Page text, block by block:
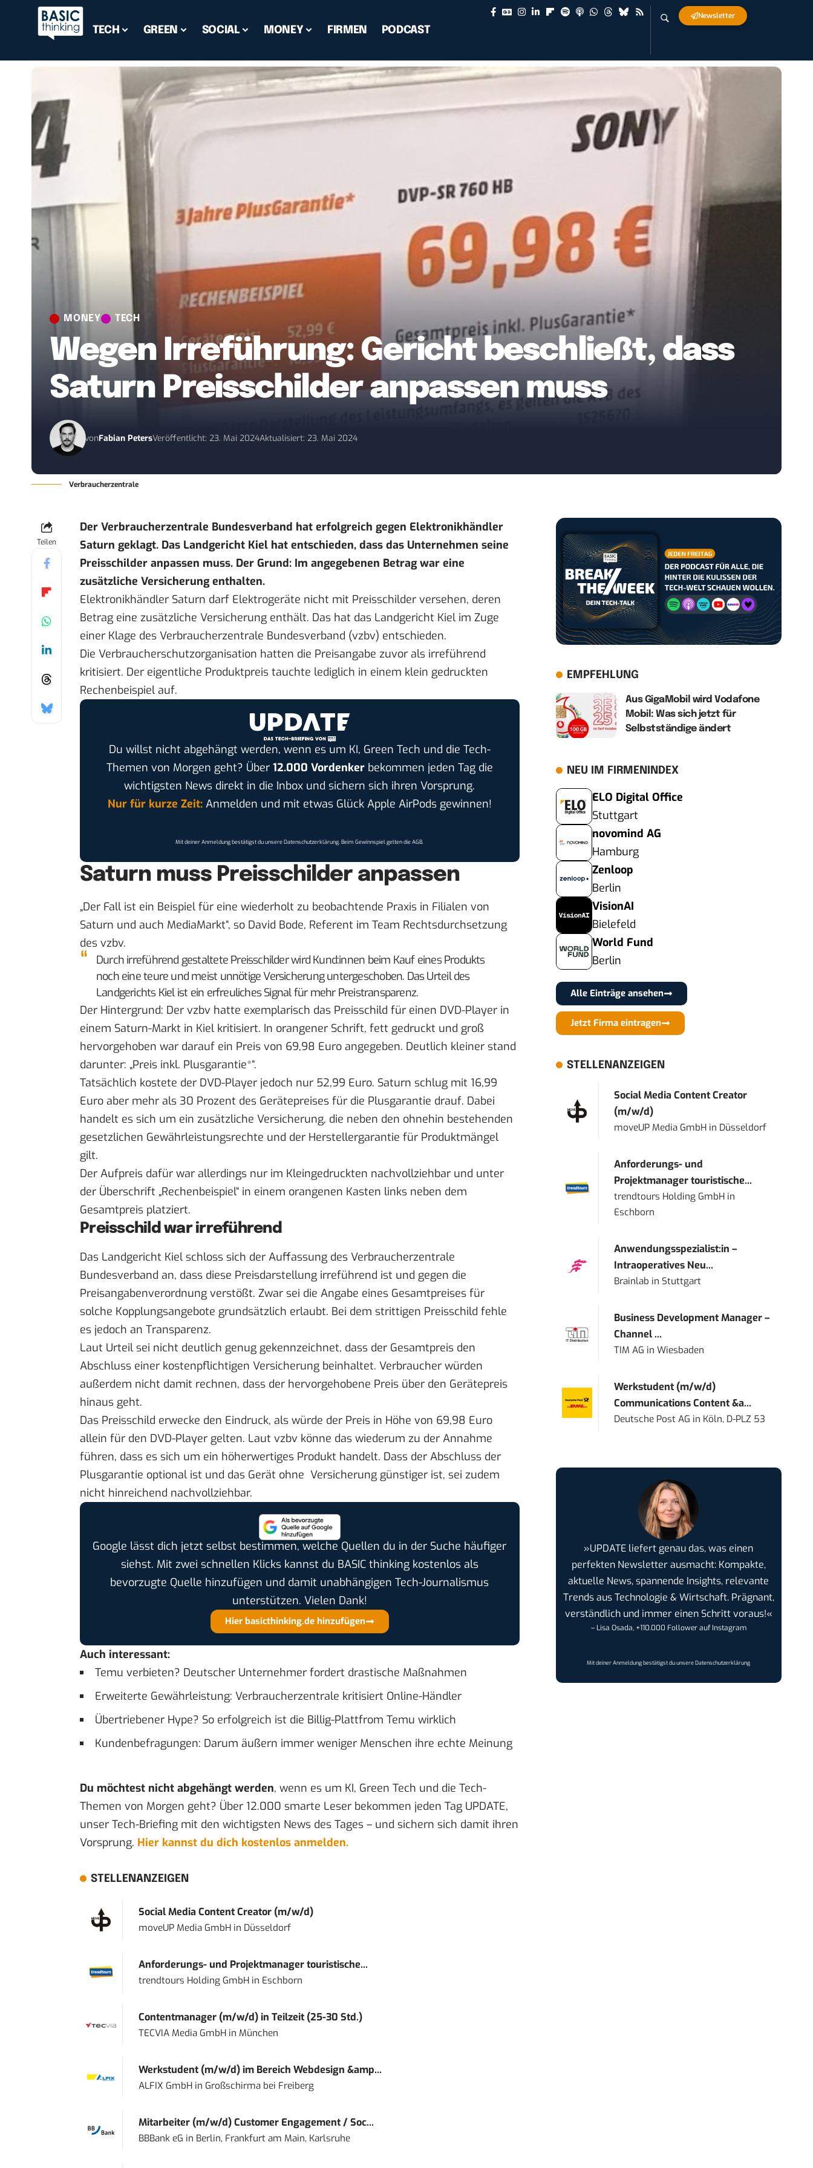
TECH GREEN SOCIAL MONEY FIRMEN PODCAST
Newsletter
MONEY TECH
Wegen Irreführung: Gericht beschließt, dass
Saturn Preisschilder anpassen muss
vonFabian PetersVeröffentlicht: 23. Mai 2024Aktualisiert: 23. Mai 2024
Verbraucherzentrale
Teilen
Der Verbraucherzentrale Bundesverband hat erfolgreich gegen Elektronikhändler
Saturn geklagt. Das Landgericht Kiel hat entschieden, dass das Unternehmen seine
Preisschilder anpassen muss. Der Grund: Im angegebenen Betrag war eine
zusätzliche Versicherung enthalten.
Elektronikhändler Saturn darf Elektrogeräte nicht mit Preisschilder versehen, deren
Betrag eine zusätzliche Versicherung enthält. Das hat das Landgericht Kiel im Zuge
einer Klage des Verbraucherzentrale Bundesverband (vzbv) entschieden.
Die Verbraucherschutzorganisation hatten die Preisangabe zuvor als irreführend
kritisiert. Der eigentliche Produktpreis tauchte lediglich in einem klein gedruckten
Rechenbeispiel auf.
Du willst nicht abgehängt werden, wenn es um KI, Green Tech und die Tech-
Themen von Morgen geht? Über 12.000 Vordenkerbekommen jeden Tag die
wichtigsten News direkt in die Inbox und sichern sich ihren Vorsprung.
Nur für kurze Zeit:Anmelden und mit etwas Glück Apple AirPods gewinnen!
Mit deiner Anmeldung bestätigst du unsereDatenschutzerklärung. Beim Gewinnspiel gelten dieAGB.
Saturn muss Preisschilder anpassen
„Der Fall ist ein Beispiel für eine wiederholt zu beobachtende Praxis in Filialen von
Saturn und auch MediaMarkt“, so David Bode, Referent im Team Rechtsdurchsetzung
des vzbv.
Durch irreführend gestaltete Preisschilder wird Kund:innen beim Kauf eines Produkts
noch eine teure und meist unnötige Versicherung untergeschoben. Das Urteil des
Landgerichts Kiel ist ein erfreuliches Signal für mehr Preistransparenz.
Der Hintergrund: Der vzbv hatte exemplarisch das Preisschild für einen DVD-Player in
einem Saturn-Markt in Kiel kritisiert. In orangener Schrift, fett gedruckt und groß
hervorgehoben war darauf ein Preis von 69,98 Euro angegeben. Deutlich kleiner stand
darunter: „Preis inkl. Plusgarantie*“.
Tatsächlich kostete der DVD-Player jedoch nur 52,99 Euro. Saturn schlug mit 16,99
Euro aber mehr als 30 Prozent des Gerätepreises für die Plusgarantie drauf. Dabei
handelt es sich um ein zusätzliche Versicherung, die neben den ohnehin bestehenden
gesetzlichen Gewährleistungsrechte und der Herstellergarantie für Produktmängel
gilt.
Der Aufpreis dafür war allerdings nur im Kleingedruckten nachvollziehbar und unter
der Überschrift „Rechenbeispiel“ in einem orangenen Kasten links neben dem
Gesamtpreis platziert.
Preisschild war irreführend
Das Landgericht Kiel schloss sich der Auffassung des Verbraucherzentrale
Bundesverband an, dass diese Preisdarstellung irreführend ist und gegen die
Preisangabenverordnung verstößt. Zwar sei die Angabe eines Gesamtpreises für
solche Kopplungsangebote grundsätzlich erlaubt. Bei dem strittigen Preisschild fehle
es jedoch an Transparenz.
Laut Urteil sei nicht deutlich genug gekennzeichnet, dass der Gesamtpreis den
Abschluss einer kostenpflichtigen Versicherung beinhaltet. Verbraucher würden
außerdem nicht damit rechnen, dass der hervorgehobene Preis über den Gerätepreis
hinaus geht.
Das Preisschild erwecke den Eindruck, als würde der Preis in Höhe von 69,98 Euro
allein für den DVD-Player gelten. Laut vzbv könne das wiederum zu der Annahme
führen, dass es sich um ein höherwertiges Produkt handelt. Dass der Abschluss der
Plusgarantie optional ist und das Gerät ohne Versicherung günstiger ist, sei zudem
nicht hinreichend nachvollziehbar.
Google lässt dich jetzt selbst bestimmen, welche Quellen du in der Suche häufiger
siehst. Mit zwei schnellen Klicks kannst du BASIC thinking kostenlos als
bevorzugte Quelle hinzufügen und damit unabhängigen Tech-Journalismus
unterstützen. Vielen Dank!
Hier basicthinking.de hinzufügen
Auch interessant:
Temu verbieten? Deutscher Unternehmer fordert drastische Maßnahmen
Erweiterte Gewährleistung: Verbraucherzentrale kritisiert Online-Händler
Übertriebener Hype? So erfolgreich ist die Billig-Plattfrom Temu wirklich
Kundenbefragungen: Darum äußern immer weniger Menschen ihre echte Meinung
Du möchtest nicht abgehängt werden, wenn es um KI, Green Tech und die Tech-
Themen von Morgen geht? Über 12.000 smarte Leser bekommen jeden Tag UPDATE,
unser Tech-Briefing mit den wichtigsten News des Tages – und sichern sich damit ihren
Vorsprung. Hier kannst du dich kostenlos anmelden.
STELLENANZEIGEN
Social Media Content Creator (m/w/d)
moveUP Media GmbHin Düsseldorf
Anforderungs- und Projektmanager touristische...
trendtours Holding GmbHin Eschborn
Contentmanager (m/w/d) in Teilzeit (25-30 Std.)
TECVIA Media GmbHin München
Werkstudent (m/w/d) im Bereich Webdesign &amp...
ALFIX GmbHin Großschirma bei Freiberg
Mitarbeiter (m/w/d) Customer Engagement / Soc...
BBBank eG in Berlin, Frankfurt am Main, Karlsruhe
EMPFEHLUNG
Aus GigaMobil wird Vodafone
Mobil: Was sich jetzt für
Selbstständige ändert
NEU IM FIRMENINDEX
ELO Digital Office
Stuttgart
novomind AG
Hamburg
Zenloop
Berlin
VisionAI
Bielefeld
World Fund
Berlin
Alle Einträge ansehen
Jetzt Firma eintragen
STELLENANZEIGEN
Social Media Content Creator
(m/w/d)
moveUP Media GmbH in Düsseldorf
Anforderungs- und
Projektmanager touristische...
trendtours Holding GmbH in
Eschborn
Anwendungsspezialist:in –
Intraoperatives Neu...
Brainlab in Stuttgart
Business Development Manager –
Channel ...
TIM AG inWiesbaden
Werkstudent (m/w/d)
Communications Content &a...
Deutsche Post AG in Köln, D-PLZ 53
»UPDATE liefert genau das, was einen
perfekten Newsletter ausmacht: Kompakte,
aktuelle News, spannende Insights, relevante
Trends aus Technologie & Wirtschaft. Prägnant,
verständlich und immer einen Schritt voraus!«
– Lisa Osada, +110.000 Follower auf Instagram
Mit deiner Anmeldung bestätigst du unsereDatenschutzerklärung